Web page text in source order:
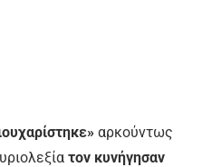
αρκούντως
τον κυνήγησαν